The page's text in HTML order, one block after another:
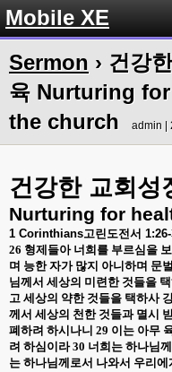
Mobile XE
Sermon › 건강
육 Nurturing
the church
admin |
건강한 교회성
Nurturing for
1 Corinthians고린도전서
26 형제들아 너희를 부르심을
며 능한 자가 많지 아니하며 문
님께서 세상의 미련한 것들을
고 세상의 약한 것들을 택하사
께서 세상의 천한 것들과 멸시
폐하려 하시나니 29 이는 아무
려 하심이라30 너희는 하나님
는 하나님께로서 나와서 우리